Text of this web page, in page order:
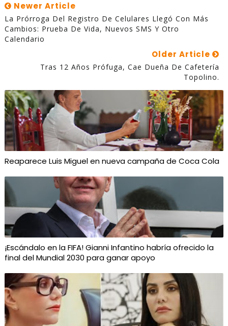
Newer Article
La Prórroga Del Registro De Celulares Llegó Con Más
Cambios: Prueba De Vida, Nuevos SMS Y Otro
Calendario
Older Article
Tras 12 Años Prófuga, Cae Dueña De Cafetería
Topolino.
Reaparece Luis Miguel en nueva campaña de Coca Cola
¡Escándalo en la FIFA! Gianni Infantino habría ofrecido la
final del Mundial 2030 para ganar apoyo